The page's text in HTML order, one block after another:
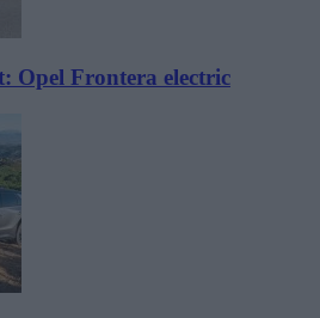
Opel Frontera electric